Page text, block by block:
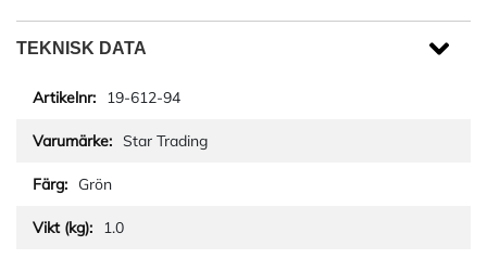
TEKNISK DATA
19-612-94
Star Trading
Grön
1.0